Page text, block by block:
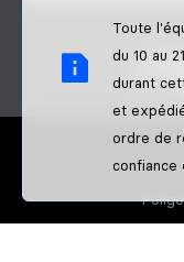
Toute
du 10 au
durant
et
ordre de
confiance